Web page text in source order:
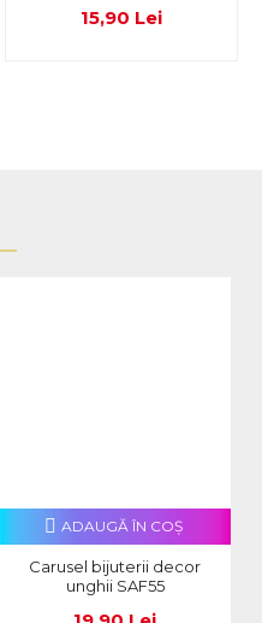
15,90 Lei
Carusel bijuterii decor
unghii SAF55
ADAUGĂ ÎN COŞ